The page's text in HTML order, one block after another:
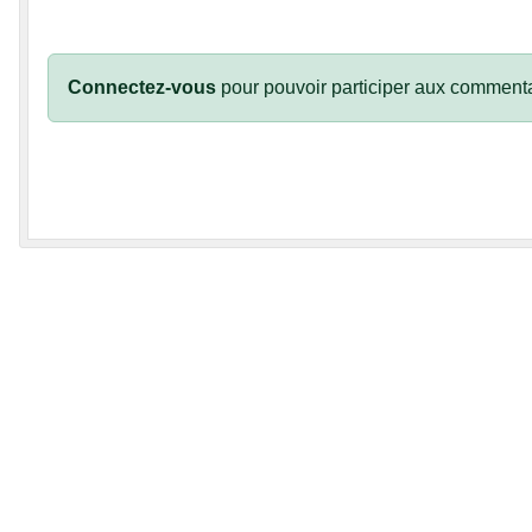
Connectez-vous pour pouvoir participer aux